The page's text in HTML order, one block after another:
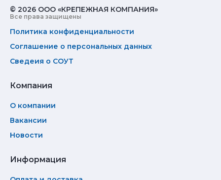
© 2026 ООО «КРЕПЕЖНАЯ КОМПАНИЯ»
Все права защищены
Политика конфиденциальности
Соглашение о персональных данных
Сведеия о СОУТ
Компания
О компании
Вакансии
Новости
Информация